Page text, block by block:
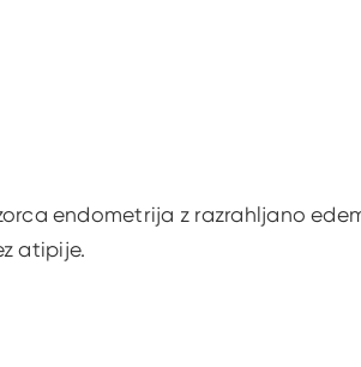
endometrija z razrahljano
atipije.